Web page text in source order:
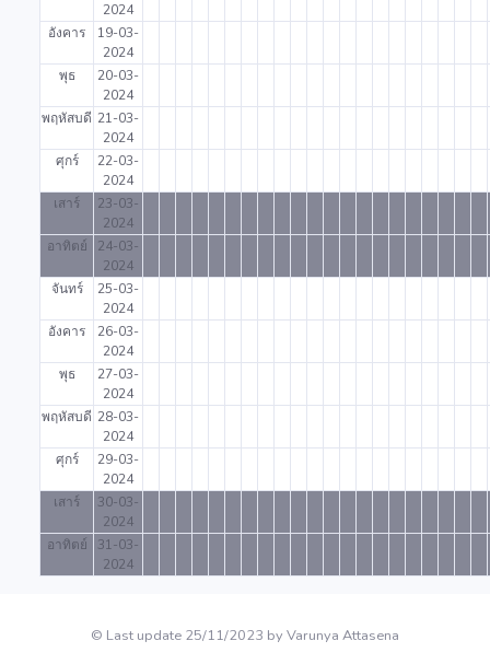
2024
อังคาร
19-03-
2024
พุธ
20-03-
2024
พฤหัสบดี 21-03-
2024
ศุกร์
22-03-
2024
เสาร์
23-03-
2024
อาทิตย์
24-03-
2024
จันทร์
25-03-
2024
อังคาร
26-03-
2024
พุธ
27-03-
2024
พฤหัสบดี 28-03-
2024
ศุกร์
29-03-
2024
เสาร์
30-03-
2024
อาทิตย์
31-03-
2024
© Last update 25/11/2023 by Varunya Attasena